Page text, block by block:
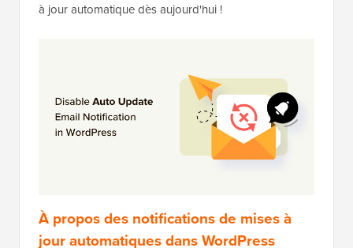
à jour automatique dès aujourd'hui !
À propos des notifications de mises à
jour automatiques dans WordPress